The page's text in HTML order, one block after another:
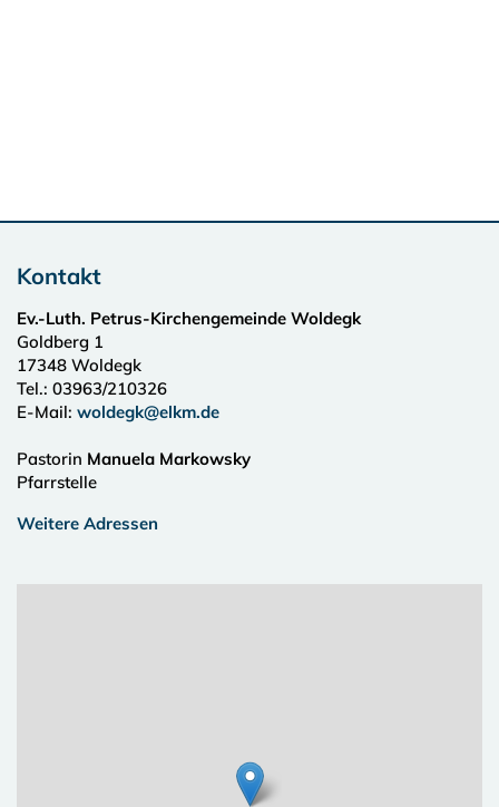
Kontakt
Ev.-Luth. Petrus-Kirchengemeinde Woldegk
Goldberg 1
17348 Woldegk
Tel.: 03963/210326
E-Mail: woldegk@elkm.de
Pastorin Manuela Markowsky
Pfarrstelle
Weitere Adressen